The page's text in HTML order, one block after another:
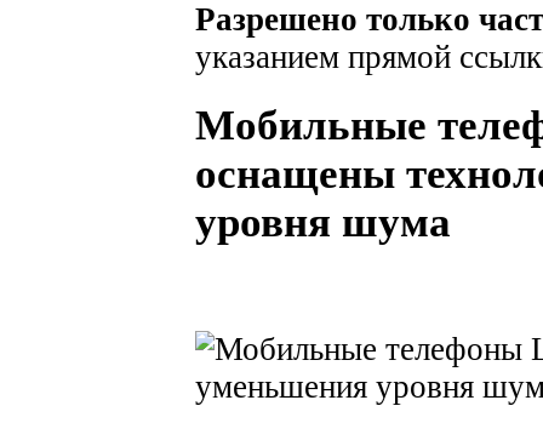
Разрешено только
указанием прямой
Мобильные
оснащены
уровня шума